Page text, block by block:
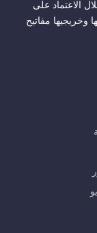
الاعتماد على
وخريجيها مفاتيح